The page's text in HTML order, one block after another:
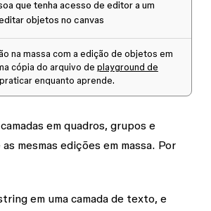
que tenha acesso de editora um
objetos no canvas
na massa com a edição de objetos em
cópia do arquivo de playground de
enquanto aprende.
em quadros, grupos e
mesmas edições em massa. Por
em uma camada de texto, e